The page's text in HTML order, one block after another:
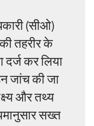
(सीओ)
तहरीर के
दर्ज कर लिया
जांच की जा
और तथ्य
सख्त